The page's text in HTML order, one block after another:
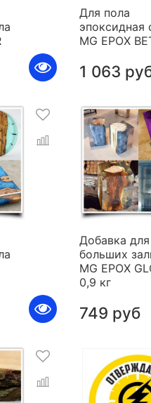
Для пола
эпоксидная
MG EPOX
1 063
Добавка для
больших
MG EPOX
0,9 кг
749 руб